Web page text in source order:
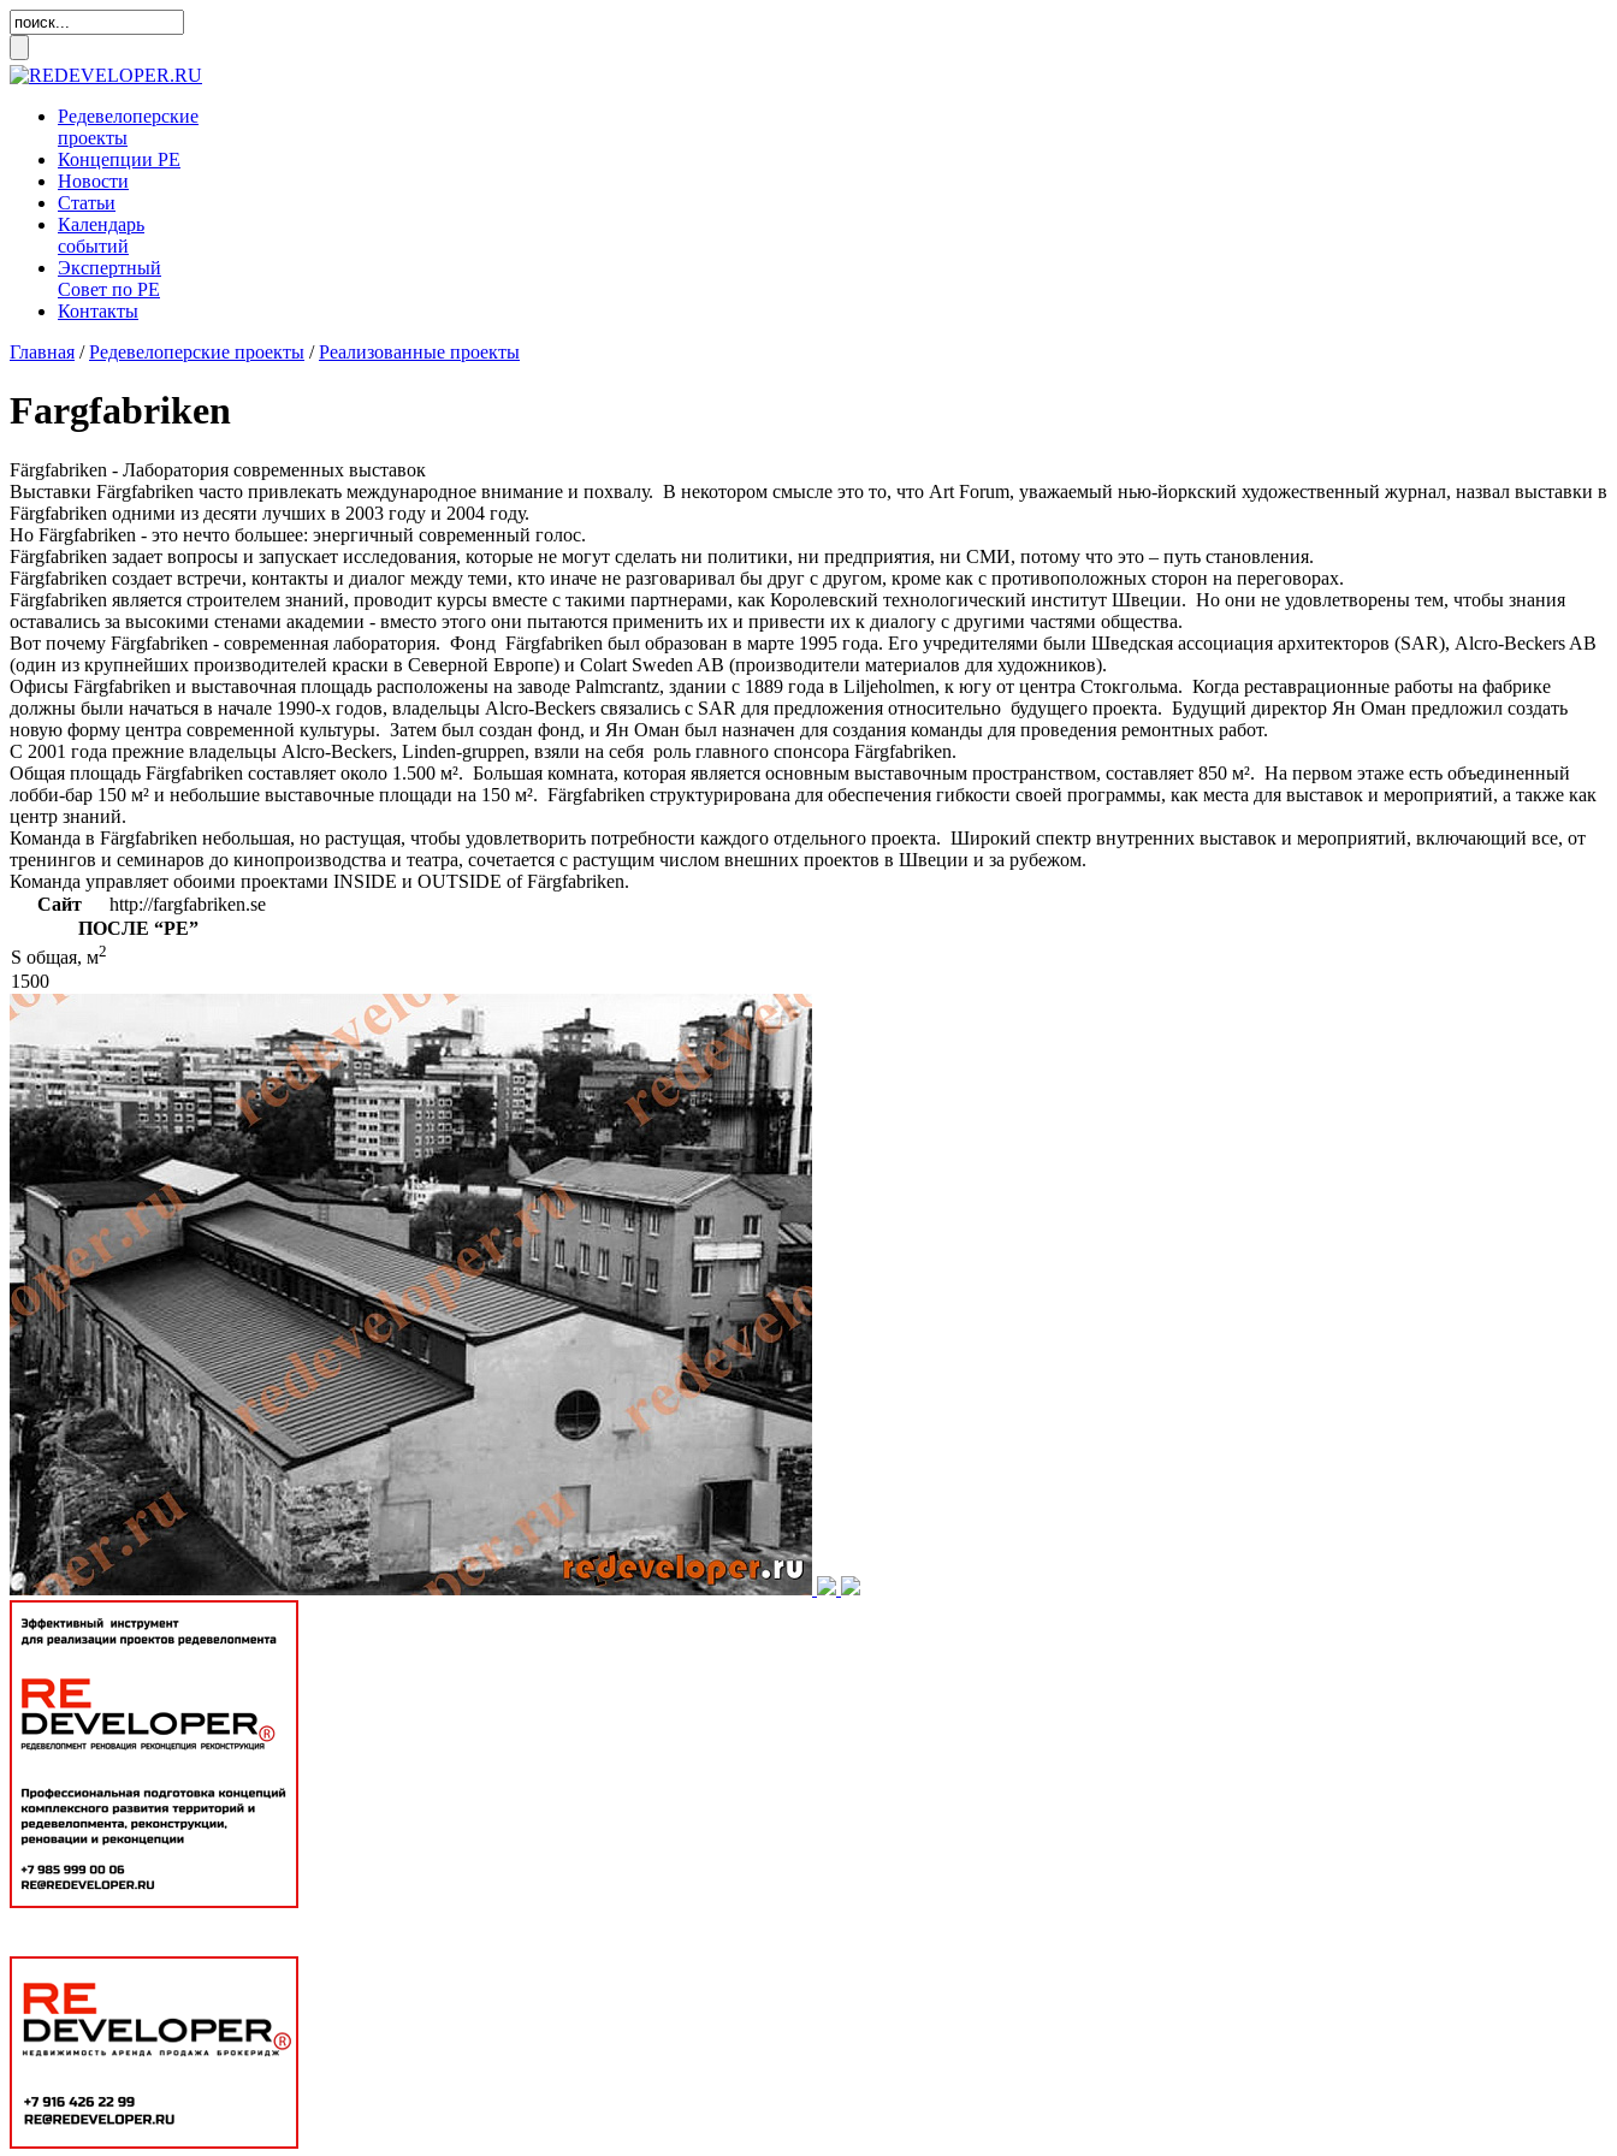
Редевелоперские
проекты
Концепции РЕ
Новости
Статьи
Календарь
событий
Экспертный
Совет по РЕ
Контакты
Главная /Редевелоперские проекты /Реализованные проекты
Fargfabriken
Färgfabriken - Лаборатория современных выставок
Выставки Färgfabriken часто привлекать международное внимание и похвалу. В некотором смысле это то, что Art Forum, уважаемый нью-йоркский художественный журнал, назвал выставки в
Färgfabriken одними из десяти лучших в 2003 году и 2004 году.
Но Färgfabriken - это нечто большее: энергичный современный голос.
Färgfabriken задает вопросы и запускает исследования, которые не могут сделать ни политики, ни предприятия, ни СМИ, потому что это – путь становления.
Färgfabriken создает встречи, контакты и диалог между теми, кто иначе не разговаривал бы друг с другом, кроме как с противоположных сторон на переговорах.
Färgfabriken является строителем знаний, проводит курсы вместе с такими партнерами, как Королевский технологический институт Швеции. Но они не удовлетворены тем, чтобы знания
оставались за высокими стенами академии - вместо этого они пытаются применить их и привести их к диалогу с другими частями общества.
Вот почему Färgfabriken - современная лаборатория. Фонд Färgfabriken был образован в марте 1995 года. Его учредителями были Шведская ассоциация архитекторов (SAR), Alcro-Beckers AB
(один из крупнейших производителей краски в Северной Европе) и Colart Sweden AB (производители материалов для художников).
Офисы Färgfabriken и выставочная площадь расположены на заводе Palmcrantz, здании с 1889 года в Liljeholmen, к югу от центра Стокгольма. Когда реставрационные работы на фабрике
должны были начаться в начале 1990-х годов, владельцы Alcro-Beckers связались с SAR для предложения относительно будущего проекта. Будущий директор Ян Оман предложил создать
новую форму центра современной культуры. Затем был создан фонд, и Ян Оман был назначен для создания команды для проведения ремонтных работ.
С 2001 года прежние владельцы Alcro-Beckers, Linden-gruppen, взяли на себя роль главного спонсора Färgfabriken.
Общая площадь Färgfabriken составляет около 1.500 м². Большая комната, которая является основным выставочным пространством, составляет 850 м². На первом этаже есть объединенный
лобби-бар 150 м² и небольшие выставочные площади на 150 м². Färgfabriken структурирована для обеспечения гибкости своей программы, как места для выставок и мероприятий, а также как
центр знаний.
Команда в Färgfabriken небольшая, но растущая, чтобы удовлетворить потребности каждого отдельного проекта. Широкий спектр внутренних выставок и мероприятий, включающий все, от
тренингов и семинаров до кинопроизводства и театра, сочетается с растущим числом внешних проектов в Швеции и за рубежом.
Команда управляет обоими проектами INSIDE и OUTSIDE of Färgfabriken.
Сайт
http://fargfabriken.se
ПОСЛЕ “РЕ”
S общая, м2
1500